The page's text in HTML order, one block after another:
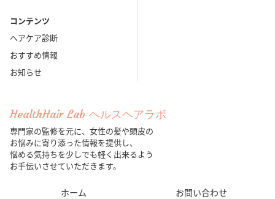
コンテンツ
ヘアケア診断
おすすめ情報
お知らせ
HealthHair Lab ヘルスヘアラボ
専門家の監修を元に、女性の髪や頭皮の
お悩みに寄り添った情報を提供し、
悩める気持ちを少しでも軽く出来るよう
お手伝いさせていただきます。
ホーム お問い合わせ